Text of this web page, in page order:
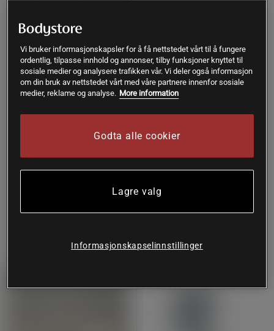
Bolster, Blueberry Blue Bolster Svart
899 kr
Vi bruker informasjonskapsler for å få nettstedet vårt til å fungere
ordentlig, tilpasse innhold og annonser, tilby funksjoner knyttet til
sosiale medier og analysere trafikken vår. Vi deler også informasjon
om din bruk av nettstedet vårt med våre partnere innenfor sosiale
medier, reklame og analyse. More information
Godta alle cookier
Lagre valg
Informasjonskapselinnstillinger